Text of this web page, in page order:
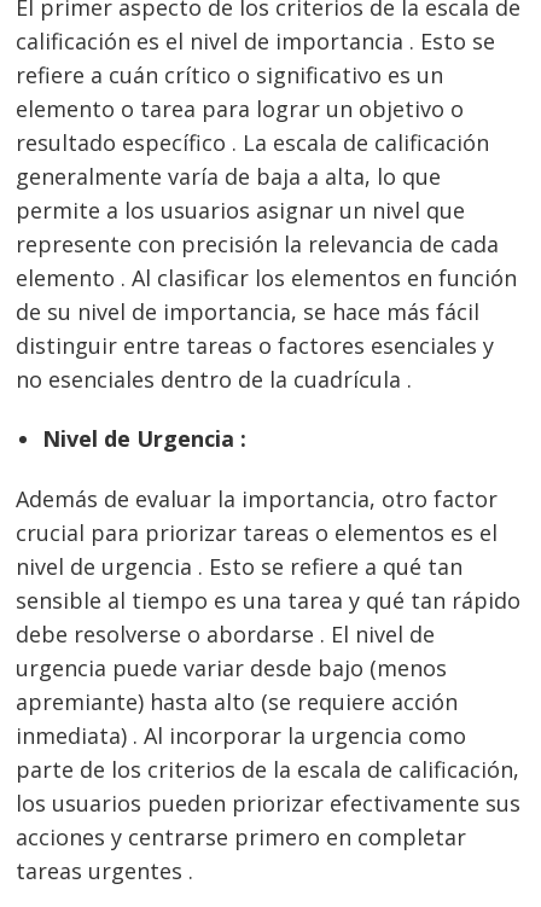
El primer aspecto de los criterios de la escala de
calificación es el nivel de importancia . Esto se
refiere a cuán crítico o significativo es un
elemento o tarea para lograr un objetivo o
resultado específico . La escala de calificación
generalmente varía de baja a alta, lo que
permite a los usuarios asignar un nivel que
represente con precisión la relevancia de cada
elemento . Al clasificar los elementos en función
de su nivel de importancia, se hace más fácil
distinguir entre tareas o factores esenciales y
no esenciales dentro de la cuadrícula .
Nivel de Urgencia :
Además de evaluar la importancia, otro factor
crucial para priorizar tareas o elementos es el
nivel de urgencia . Esto se refiere a qué tan
sensible al tiempo es una tarea y qué tan rápido
debe resolverse o abordarse . El nivel de
urgencia puede variar desde bajo (menos
apremiante) hasta alto (se requiere acción
inmediata) . Al incorporar la urgencia como
parte de los criterios de la escala de calificación,
los usuarios pueden priorizar efectivamente sus
acciones y centrarse primero en completar
tareas urgentes .